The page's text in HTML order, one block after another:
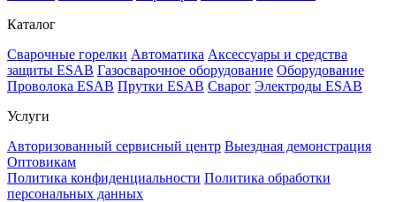
Каталог
Cварочные горелки Автоматика Аксессуары и средства
защиты ESAB Газосварочное оборудование Оборудование
Проволока ESAB Прутки ESAB Сварог Электроды ESAB
Услуги
Авторизованный сервисный центр Выездная демонстрация
Оптовикам
Политика конфиденциальности Политика обработки
персональных данных